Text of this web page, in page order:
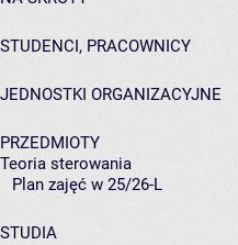
STUDENCI, PRACOWNICY
JEDNOSTKI ORGANIZACYJNE
PRZEDMIOTY
Teoria sterowania
Plan zajęć w 25/26-L
STUDIA